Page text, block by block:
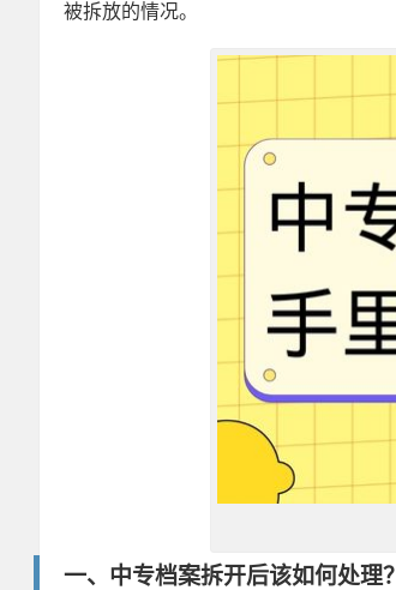
被拆放的情况。
一、中专档案拆开后该如何处理？